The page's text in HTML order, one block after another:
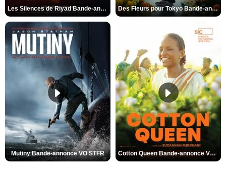
Les Silences de Riyad Bande-annonce VO STFR Des Fleurs pour Tokyo Bande-annonce VO STFR
Mutiny Bande-annonce VO STFR Cotton Queen Bande-annonce VO STFR